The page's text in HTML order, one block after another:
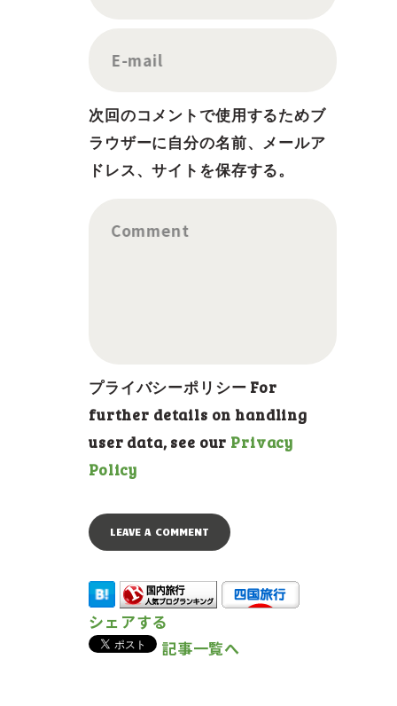
E-mail
次回のコメントで使用するためブ
ラウザーに自分の名前、メールア
ドレス、サイトを保存する。
Comment
プライバシーポリシー For
further details on handling
user data, see our Privacy
Policy
シェアする
記事一覧へ